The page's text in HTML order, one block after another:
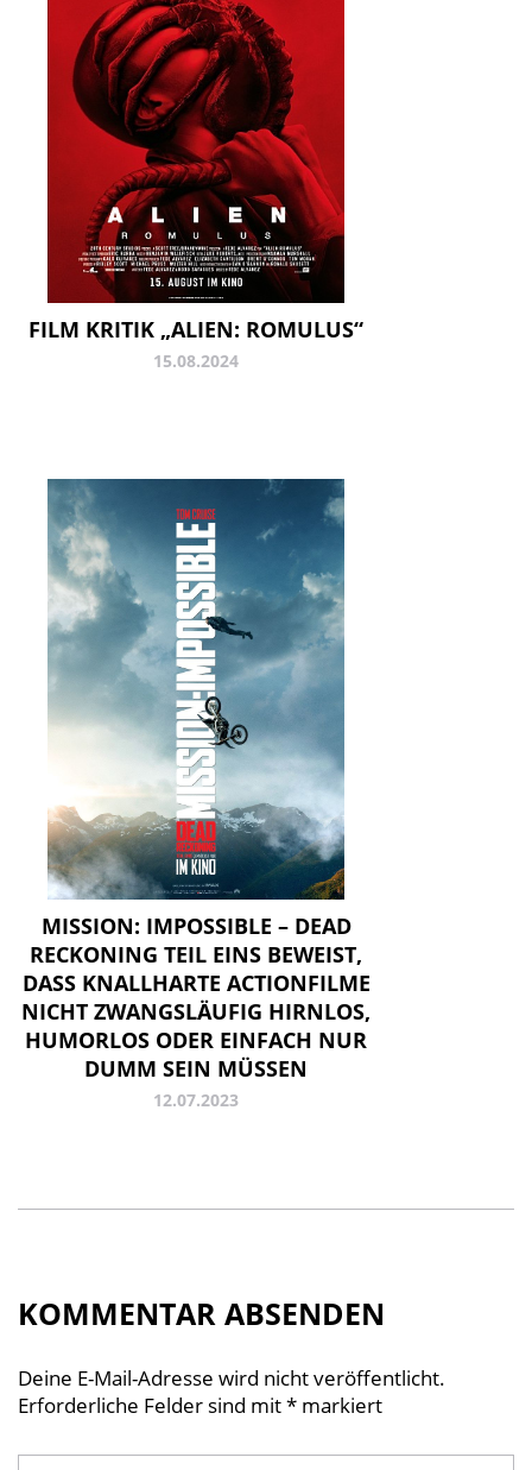
FILM KRITIK „ALIEN: ROMULUS“
15.08.2024
MISSION: IMPOSSIBLE – DEAD
RECKONING TEIL EINS BEWEIST,
DASS KNALLHARTE ACTIONFILME
NICHT ZWANGSLÄUFIG HIRNLOS,
HUMORLOS ODER EINFACH NUR
DUMM SEIN MÜSSEN
12.07.2023
KOMMENTAR ABSENDEN
Deine E-Mail-Adresse wird nicht veröffentlicht.
Erforderliche Felder sind mit* markiert